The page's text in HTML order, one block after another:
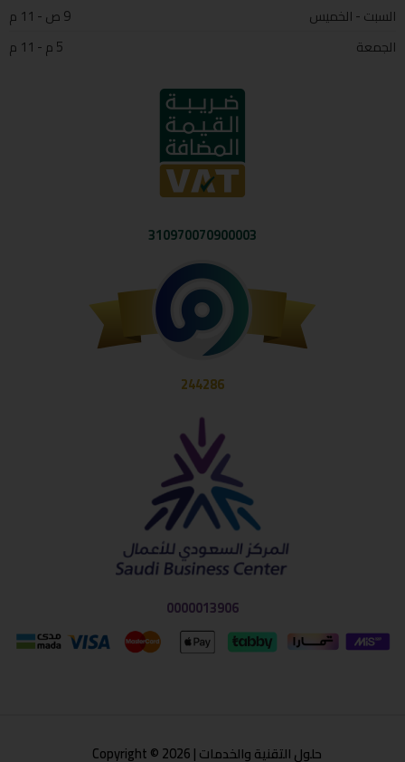
السبت - الخميس
9 ص - 11 م
الجمعة
5 م - 11 م
310970070900003
244286
0000013906
حلول التقنية والخدمات | Copyright © 2026